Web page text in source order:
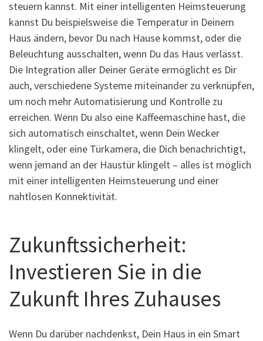
steuern kannst. Mit einer intelligenten Heimsteuerung
kannst Du beispielsweise die Temperatur in Deinem
Haus ändern, bevor Du nach Hause kommst, oder die
Beleuchtung ausschalten, wenn Du das Haus verlässt.
Die Integration aller Deiner Geräte ermöglicht es Dir
auch, verschiedene Systeme miteinander zu verknüpfen,
um noch mehr Automatisierung und Kontrolle zu
erreichen. Wenn Du also eine Kaffeemaschine hast, die
sich automatisch einschaltet, wenn Dein Wecker
klingelt, oder eine Türkamera, die Dich benachrichtigt,
wenn jemand an der Haustür klingelt – alles ist möglich
mit einer intelligenten Heimsteuerung und einer
nahtlosen Konnektivität.
Zukunftssicherheit:
Investieren Sie in die
Zukunft Ihres Zuhauses
Wenn Du darüber nachdenkst, Dein Haus in ein Smart